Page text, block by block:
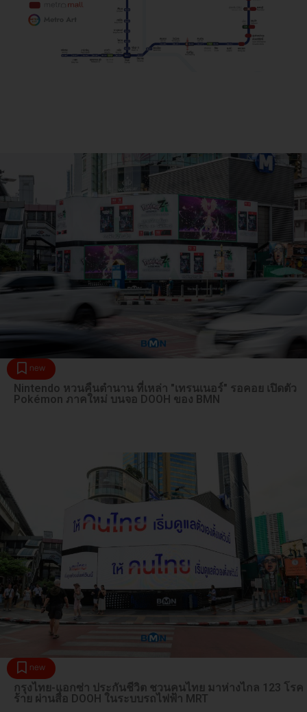
new
Nintendo หวนคืนตำนาน ที่เหล่า "เทรนเนอร์" รอคอย เปิดตัว
Pokémon ภาคใหม่ บนจอ DOOH ของ BMN
new
กรุงไทย-แอกซ่า ประกันชีวิต ชวนคนไทย มาห่างไกล 123 โรค
ร้าย ผ่านสื่อ DOOH ในระบบรถไฟฟ้า MRT